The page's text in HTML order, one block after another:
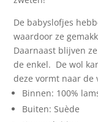
De babyslofjes
waardoor ze
Daarnaast blijven
de enkel. De wol
deze vormt naar de
Binnen: 100%
Buiten: Suède